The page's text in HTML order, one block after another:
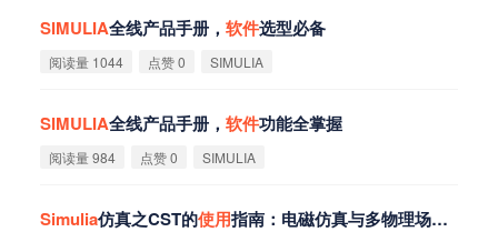
SIMULIA全线产品手册， 软件选型必备
阅读量 1044 点赞 0 SIMULIA
SIMULIA全线产品手册， 软件功能全掌握
阅读量 984 点赞 0 SIMULIA
Simulia仿真之CST的使用指南：电磁仿真与多物理场耦合